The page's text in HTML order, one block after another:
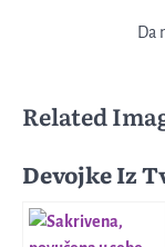
Da
Related
Devojke Iz